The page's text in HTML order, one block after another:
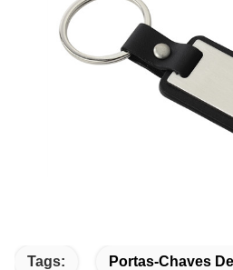
Tags: Portas-Chaves